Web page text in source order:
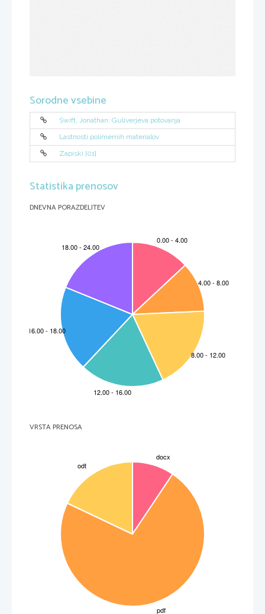
Sorodne vsebine
Swift, Jonathan: Guliverjeva potovanja
Lastnosti polimernih materialov
Zapiski [01]
Statistika prenosov
DNEVNA PORAZDELITEV
VRSTA PRENOSA